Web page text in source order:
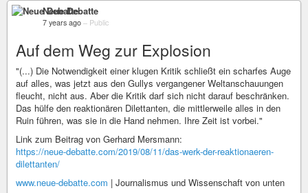
Neue Debatte
7 years ago – Public
Auf dem Weg zur Explosion
"(...) Die Notwendigkeit einer klugen Kritik schließt ein scharfes Auge
auf alles, was jetzt aus den Gullys vergangener Weltanschauungen
fleucht, nicht aus. Aber die Kritik darf sich nicht darauf beschränken.
Das hülfe den reaktionären Dilettanten, die mittlerweile alles in den
Ruin führen, was sie in die Hand nehmen. Ihre Zeit ist vorbei."
Link zum Beitrag von Gerhard Mersmann:
https://neue-debatte.com/2019/08/11/das-werk-der-reaktionaeren-
dilettanten/
www.neue-debatte.com | Journalismus und Wissenschaft von unten